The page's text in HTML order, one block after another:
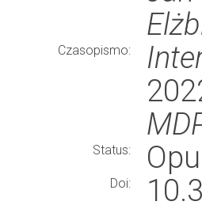
Czasopismo:
Status:
Doi: